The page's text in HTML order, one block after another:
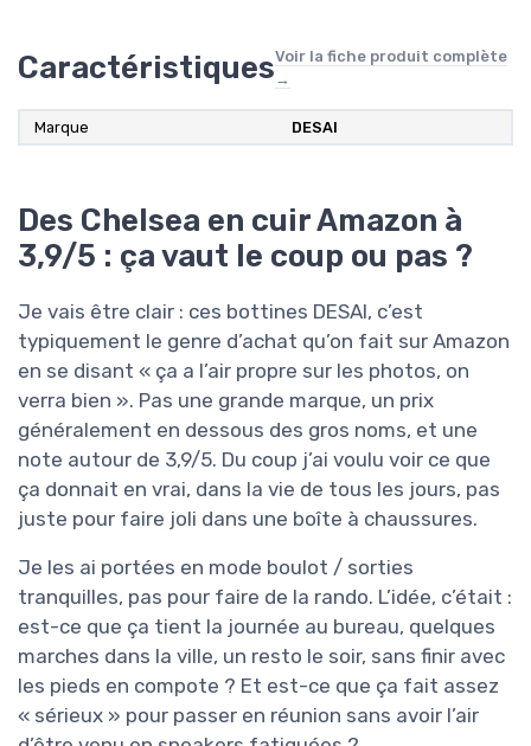
CaractéristiquesVoir la fiche produit complète
→
Marque DESAI
Des Chelsea en cuir Amazon à
3,9/5 : ça vaut le coup ou pas ?
Je vais être clair : ces bottines DESAI, c’est
typiquement le genre d’achat qu’on fait sur Amazon
en se disant « ça a l’air propre sur les photos, on
verra bien ». Pas une grande marque, un prix
généralement en dessous des gros noms, et une
note autour de 3,9/5. Du coup j’ai voulu voir ce que
ça donnait en vrai, dans la vie de tous les jours, pas
juste pour faire joli dans une boîte à chaussures.
Je les ai portées en mode boulot / sorties
tranquilles, pas pour faire de la rando. L’idée, c’était :
est-ce que ça tient la journée au bureau, quelques
marches dans la ville, un resto le soir, sans finir avec
les pieds en compote ? Et est-ce que ça fait assez
« sérieux » pour passer en réunion sans avoir l’air